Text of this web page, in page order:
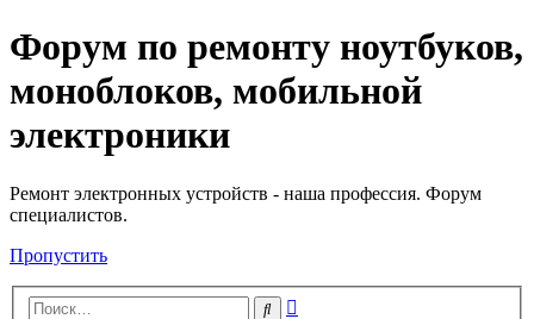
Регистрация
Форум по ремонту ноутбуков,
моноблоков, мобильной
электроники
Ремонт электронных устройств - наша профессия. Форум
специалистов.
Пропустить
Поиск